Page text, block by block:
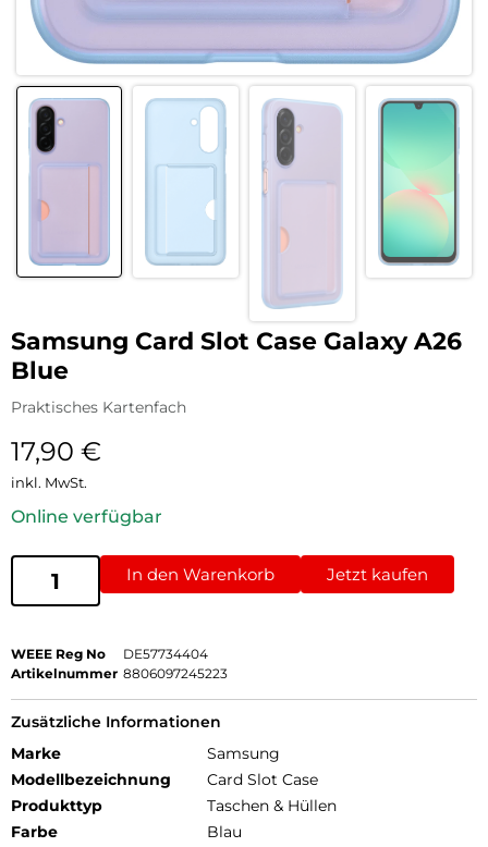
Samsung Card Slot Case Galaxy A26
Blue
Praktisches Kartenfach
17,90 €
inkl. MwSt.
Online verfügbar
In den Warenkorb Jetzt kaufen
WEEE Reg No
DE57734404
Artikelnummer 8806097245223
Zusätzliche Informationen
Marke
Samsung
Modellbezeichnung
Card Slot Case
Produkttyp
Taschen & Hüllen
Farbe
Blau